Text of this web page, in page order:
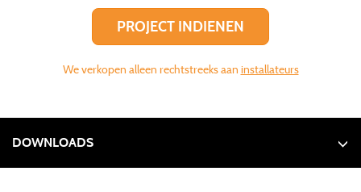
PROJECT INDIENEN
We verkopen alleen rechtstreeks aan installateurs
DOWNLOADS